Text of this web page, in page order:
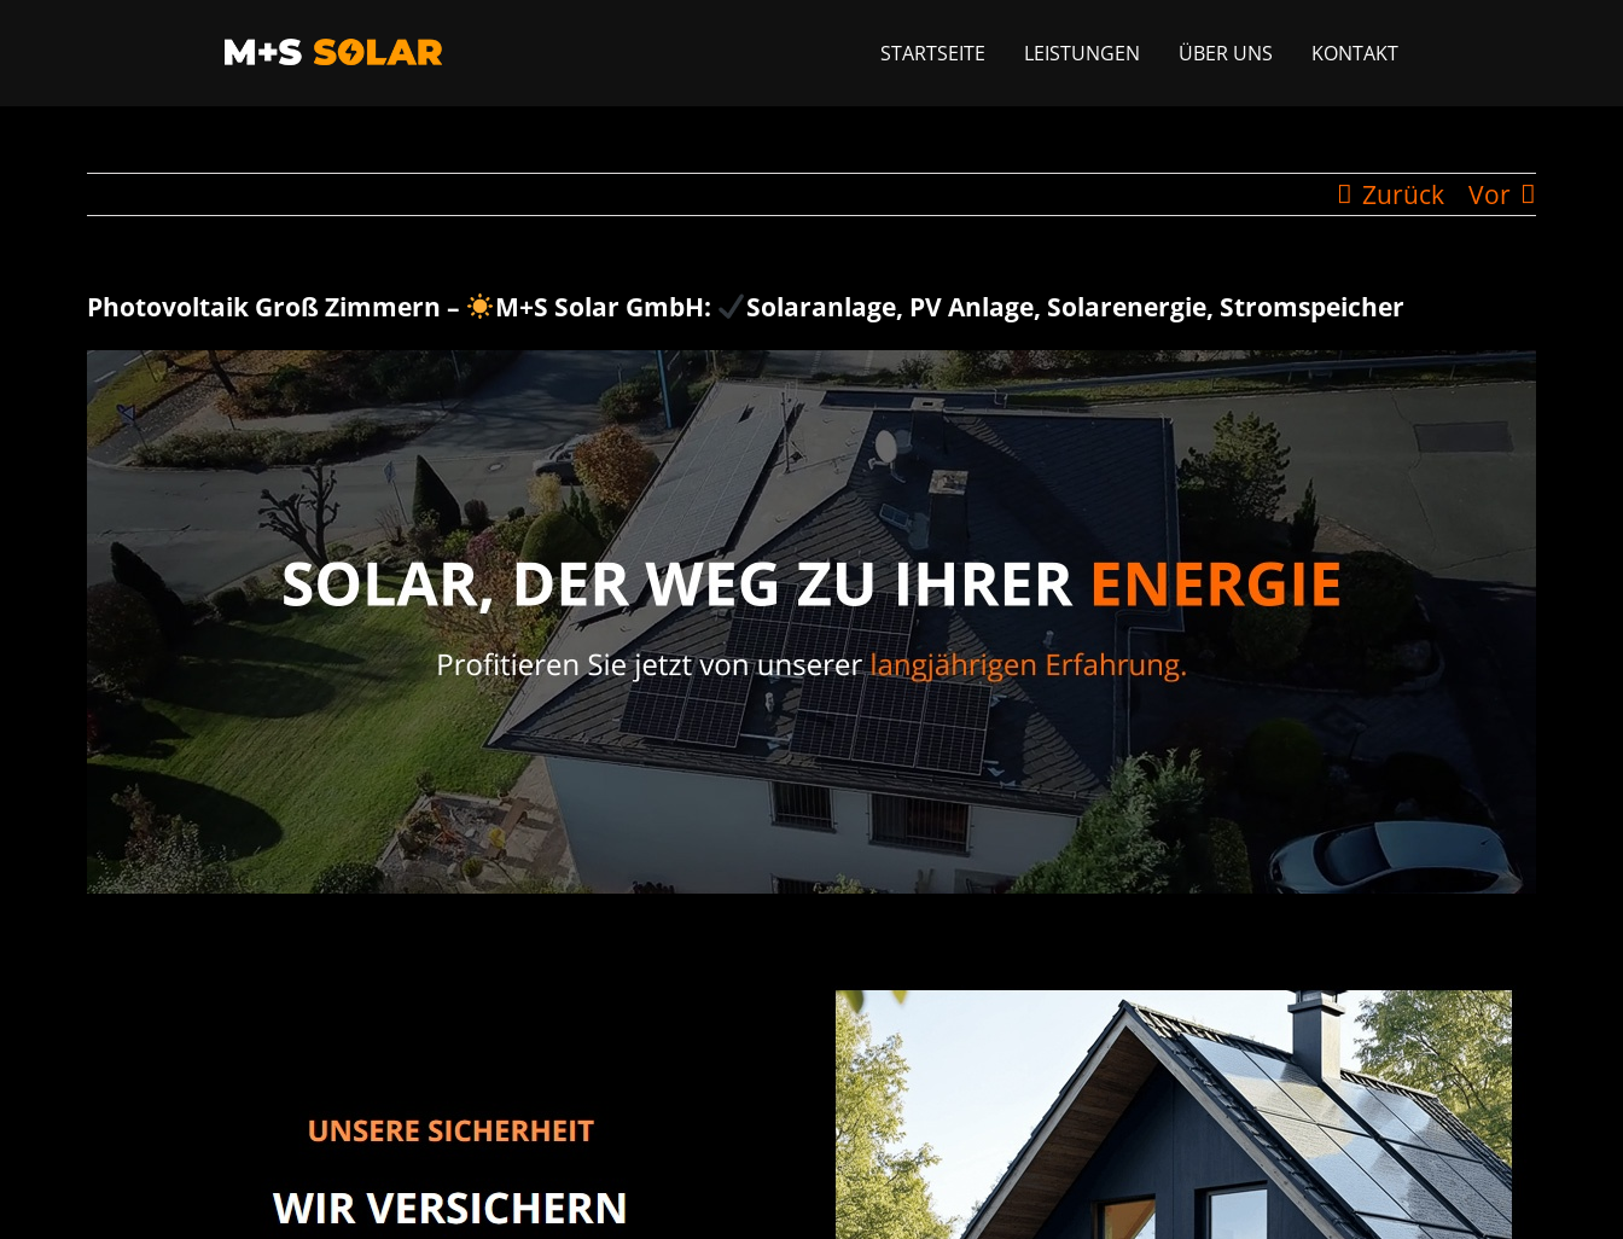
STARTSEITE LEISTUNGEN ÜBER UNS KONTAKT
Zurück Vor
Photovoltaik Groß Zimmern – M+S Solar GmbH: Solaranlage, PV Anlage, Solarenergie, Stromspeicher